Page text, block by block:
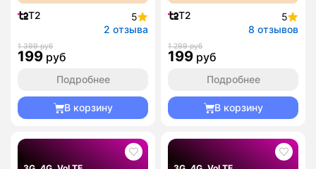
T2
5
2 отзыва
1 399 руб
199 руб
Подробнее
В корзину
T2
5
8 отзывов
1 299 руб
199 руб
Подробнее
В корзину